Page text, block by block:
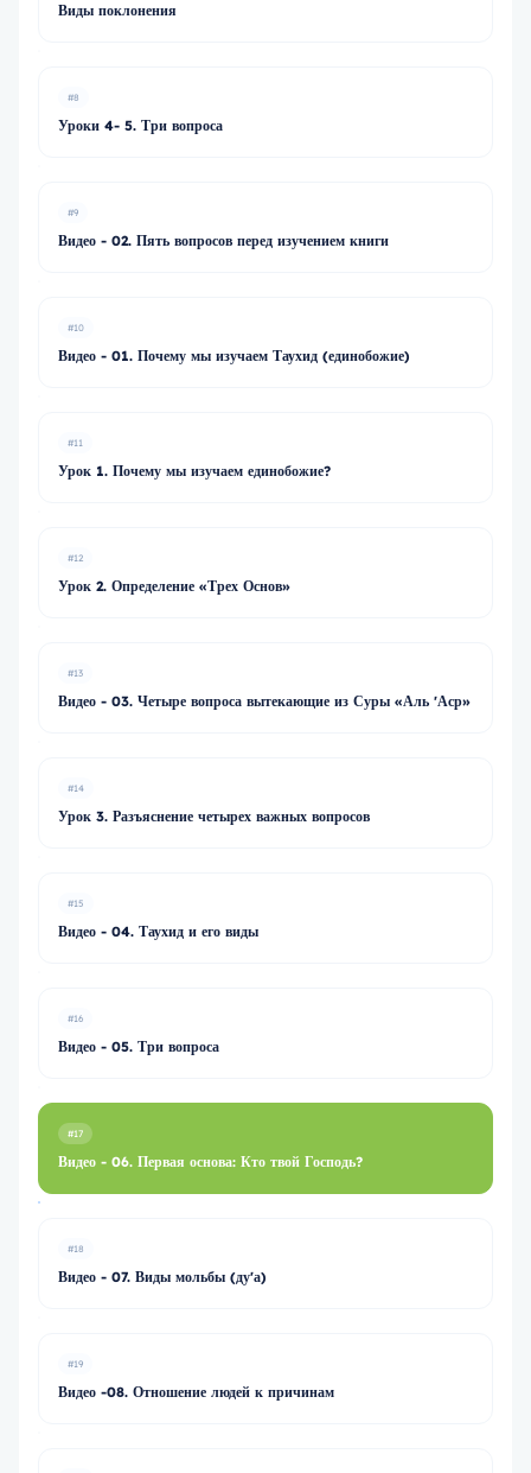
Виды поклонения
#8
Уроки 4- 5. Три вопроса
#9
Видео - 02. Пять вопросов перед изучением книги
#10
Видео - 01. Почему мы изучаем Таухид (единобожие)
#11
Урок 1. Почему мы изучаем единобожие?
#12
Урок 2. Определение «Трех Основ»
#13
Видео - 03. Четыре вопроса вытекающие из Суры «Аль 'Аср»
#14
Урок 3. Разъяснение четырех важных вопросов
#15
Видео - 04. Таухид и его виды
#16
Видео - 05. Три вопроса
#17
Видео - 06. Первая основа: Кто твой Господь?
#18
Видео - 07. Виды мольбы (ду'а)
#19
Видео -08. Отношение людей к причинам